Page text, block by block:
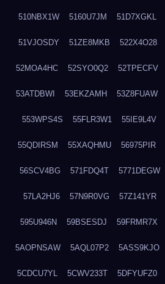
510NBX1W 5160U7JM 51D7XGKL
51VJOSDY 51ZE8MKB 522X4O28
52MOA4HC 52SYO0Q2 52TPECFV
53ATDBWI 53EKZAMH 53Z8FUAW
553WPS4S 55FLR3W1 55IE9L4V
55QDIRSM 55XAQHMU 56975PIR
56SCV4BG 571FDQ4T 5771DEGW
57LA2HJ6 57N9R0VG 57Z141YR
595U946N 59BSESDJ 59FRMR7X
5AOPNSAW 5AQL07P2 5ASS9KJO
5CDCU7YL 5CWV233T 5DFYUFZ0